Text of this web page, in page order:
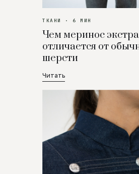
ТКАНИ · 6 МИН
Чем меринос
отличается от
шерсти
Читать